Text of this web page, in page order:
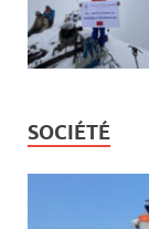
SOCIÉTÉ